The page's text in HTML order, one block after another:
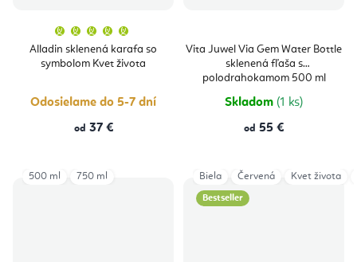
Alladin sklenená karafa so
symbolom Kvet života
produktu
je
5,0
hviezdičiek.
Odosielame do 5-7 dní
od 37 €
Vita Juwel Via Gem Water Bottle
sklenená fľaša s
polodrahokamom 500 ml
Skladom (1 ks)
od 55 €
500 ml 750 ml
Bestseller
Biela Červená Kvet života